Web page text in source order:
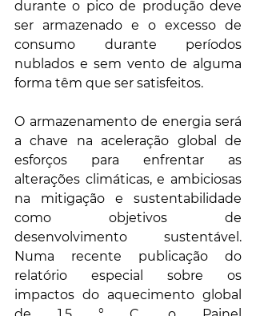
durante o pico de produção deve
ser armazenado e o excesso de
consumo durante períodos
nublados e sem vento de alguma
forma têm que ser satisfeitos.
O armazenamento de energia será
a chave na aceleração global de
esforços para enfrentar as
alterações climáticas, e ambiciosas
na mitigação e sustentabilidade
como objetivos de
desenvolvimento sustentável.
Numa recente publicação do
relatório especial sobre os
impactos do aquecimento global